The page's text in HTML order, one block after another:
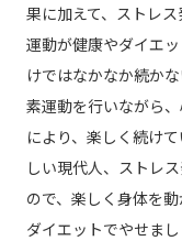
果に加えて、ストレ
運動が健康やダイエ
けではなかなか続か
素運動を行いながら
により、楽しく続け
しい現代人、ストレ
ので、楽しく身体を
ダイエットでやせまし